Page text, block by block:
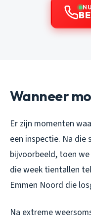
Wanneer
Er zijn momenten
een inspectie. Na
bijvoorbeeld, toen
die week tientallen
Emmen Noord die
Na extreme